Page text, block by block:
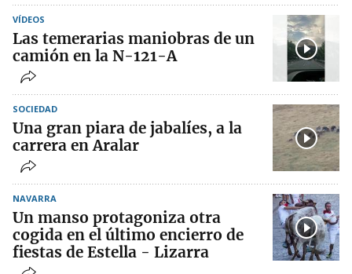
VÍDEOS
Las temerarias maniobras de un
camión en la N-121-A
SOCIEDAD
Una gran piara de jabalíes, a la
carrera en Aralar
NAVARRA
Un manso protagoniza otra
cogida en el último encierro de
fiestas de Estella - Lizarra